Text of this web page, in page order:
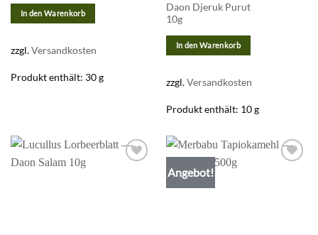
In den Warenkorb
zzgl.Versandkosten
Produkt enthält: 30g
Daon Djeruk Purut
10g
In den Warenkorb
zzgl.Versandkosten
Produkt enthält: 10g
Angebot!